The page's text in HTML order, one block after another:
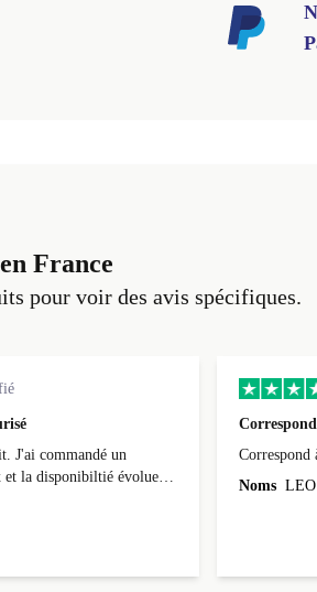
France
pour voir des avis spécifiques.
J'ai commandé un
la disponibiltié évoluer
L'envoi de
Correspond
Noms LEO